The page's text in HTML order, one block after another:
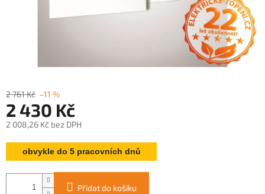
2 761 Kč –11 %
2 430 Kč
2 008,26 Kč bez DPH
Měrná
cena:obvykle do 5 pracovních dnů
Přidat do košíku